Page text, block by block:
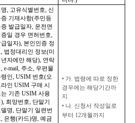
, 고유식별번호, 신
증 기재사항(주민등
증 발급일자, 운전면
일 경우 면허번호 ,
급일자), 본인인증 정
, 법정대리인 정보(미
자에만 해당), 연락
, e-mail, 주소, 우편물
령인, USIM 번호(오
라인 USIM 구매 시
는 기존 USIM 사용
), 희망번호, 단말기
델명, 단말기 일련번
, 은행(카드)명, 예금
• 가. 법령에 따로 정한
경우에는 해당기간까
지
• 나. 신청서 작성일로
부터 12개월까지